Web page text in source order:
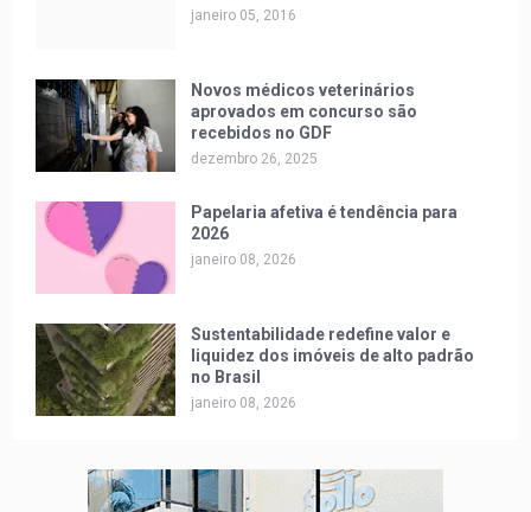
janeiro 05, 2016
Novos médicos veterinários
aprovados em concurso são
recebidos no GDF
dezembro 26, 2025
Papelaria afetiva é tendência para
2026
janeiro 08, 2026
Sustentabilidade redefine valor e
liquidez dos imóveis de alto padrão
no Brasil
janeiro 08, 2026